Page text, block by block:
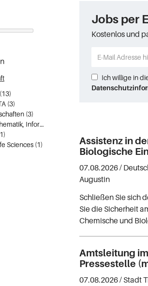
(3)
(3)
Naturwissenschaften, Mathematik, Informatik (2)
Sciences (1)
Jobs per
Kostenlos und
Ich willige in
Assistenz in
Biologische
07.08.2026 /
Augustin
Schließen Sie sich
Sie die Sicherheit
Chemische und
Amtsleitung
Pressestelle
07.08.2026 / Stadt